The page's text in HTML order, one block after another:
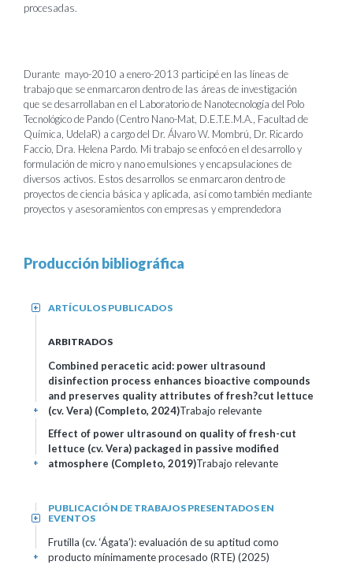
procesadas.
Durante mayo-2010 a enero-2013 participé en las líneas de
trabajo que se enmarcaron dentro de las áreas de investigación
que se desarrollaban en el Laboratorio de Nanotecnología del Polo
Tecnológico de Pando (Centro Nano-Mat, D.E.T.E.M.A., Facultad de
Química, UdelaR) a cargo del Dr. Álvaro W. Mombrú, Dr. Ricardo
Faccio, Dra. Helena Pardo. Mi trabajo se enfocó en el desarrollo y
formulación de micro y nano emulsiones y encapsulaciones de
diversos activos. Estos desarrollos se enmarcaron dentro de
proyectos de ciencia básica y aplicada, así como también mediante
proyectos y asesoramientos con empresas y emprendedora
Producción bibliográfica
ARTÍCULOS PUBLICADOS
+
ARBITRADOS
Combined peracetic acid: power ultrasound
disinfection process enhances bioactive compounds
and preserves quality attributes of fresh?cut lettuce
(cv. Vera) (Completo, 2024)Trabajo relevante
+
Effect of power ultrasound on quality of fresh-cut
lettuce (cv. Vera) packaged in passive modified
atmosphere (Completo, 2019)Trabajo relevante
+
PUBLICACIÓN DE TRABAJOS PRESENTADOS EN
EVENTOS
+
Frutilla (cv. ‘Ágata’): evaluación de su aptitud como
producto mínimamente procesado (RTE) (2025)
+